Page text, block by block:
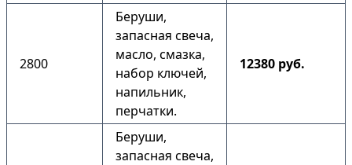
2800
Беруши,
запасная свеча,
масло, смазка,
набор ключей,
напильник,
перчатки.
12380 руб.
Беруши,
запасная свеча,